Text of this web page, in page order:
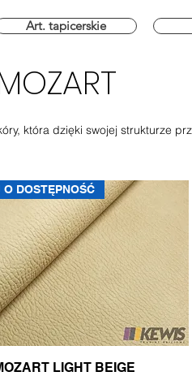
Art. tapicerskie
która dzięki swojej strukturze
O DOSTĘPNOŚĆ
LIGHT BEIGE